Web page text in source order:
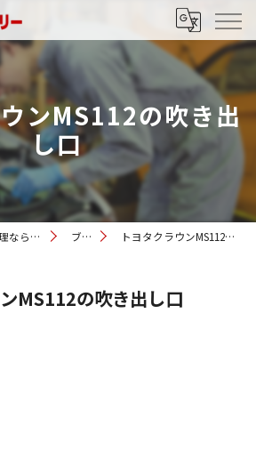
ンMS112の吹き出
し口
三重県鈴鹿市の車修理ならK2ファクトリー ブログ トヨタクラウンMS112の吹き出し口
MS112の吹き出し口